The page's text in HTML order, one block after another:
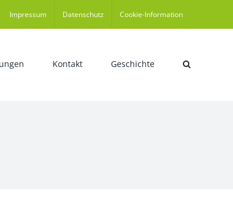
Impressum Datenschutz Cookie-Information
Kontakt Geschichte